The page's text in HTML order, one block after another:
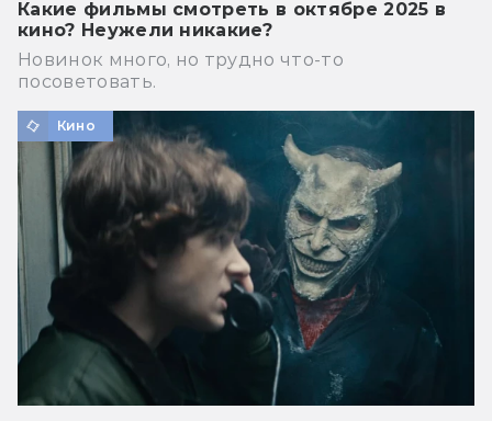
Какие фильмы смотреть в октябре 2025 в
кино? Неужели никакие?
Новинок много, но трудно что-то
посоветовать.
Кино